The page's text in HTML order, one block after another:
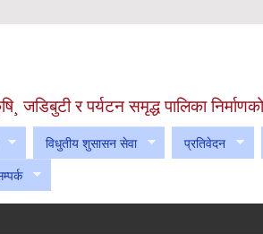
जडिबुटी र पर्यटन समृद्ध पालिका
विधुतीय शुसासन सेवा प्रतिवेदन